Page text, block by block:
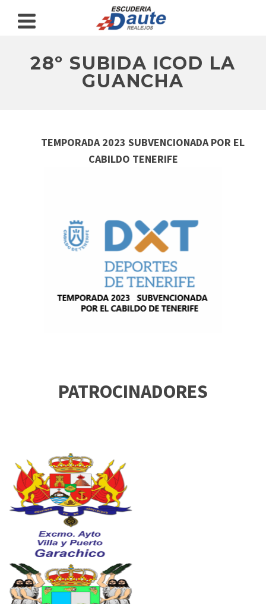
28º SUBIDA ICOD LA
GUANCHA
TEMPORADA 2023 SUBVENCIONADA POR EL
CABILDO TENERIFE
PATROCINADORES